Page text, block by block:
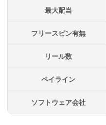
Q.blood suckers
ボーナス消化に
最大配当
フリースピン有無
リール数
ペイライン
ソフトウェア会社